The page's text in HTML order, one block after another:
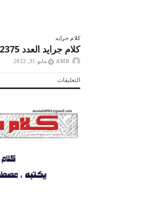
كلام جرايد
كلام جرايد العدد 2375
AMR مايو 31, 2022
التعليقاتعلى
كلام
العدد
2375
مغلقة